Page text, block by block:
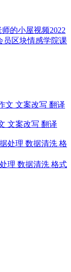
师的小屋视频2022
员区块情感学院课
文案改写 翻译
理 数据清洗 格式